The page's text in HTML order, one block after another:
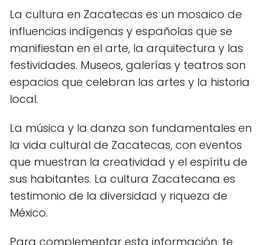
La cultura en Zacatecas es un mosaico de
influencias indígenas y españolas que se
manifiestan en el arte, la arquitectura y las
festividades. Museos, galerías y teatros son
espacios que celebran las artes y la historia
local.
La música y la danza son fundamentales en
la vida cultural de Zacatecas, con eventos
que muestran la creatividad y el espíritu de
sus habitantes. La cultura Zacatecana es
testimonio de la diversidad y riqueza de
México.
Para complementar esta información, te